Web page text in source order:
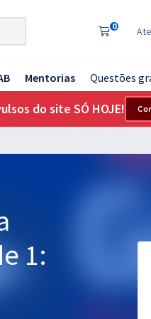
0
Mentorias Questões
do site SÓ HOJE!
1: